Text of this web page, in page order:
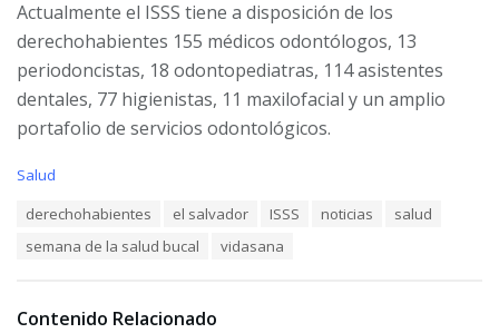
Actualmente el ISSS tiene a disposición de los
derechohabientes 155 médicos odontólogos, 13
periodoncistas, 18 odontopediatras, 114 asistentes
dentales, 77 higienistas, 11 maxilofacial y un amplio
portafolio de servicios odontológicos.
C
i
Salud
derechohabientes el salvador ISSS noticias
salud
semana de la salud bucal
vidasana
Contenido Relacionado